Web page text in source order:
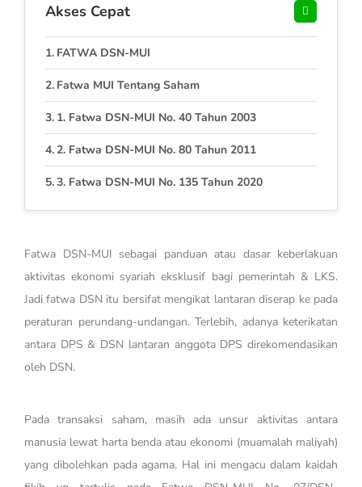
Akses Cepat
FATWA DSN-MUI
Fatwa MUI Tentang Saham
1. Fatwa DSN-MUI No. 40 Tahun 2003
2. Fatwa DSN-MUI No. 80 Tahun 2011
3. Fatwa DSN-MUI No. 135 Tahun 2020
Fatwa DSN-MUI sebagai panduan atau dasar keberlakuan
aktivitas ekonomi syariah eksklusif bagi pemerintah & LKS.
Jadi fatwa DSN itu bersifat mengikat lantaran diserap ke pada
peraturan perundang-undangan. Terlebih, adanya keterikatan
antara DPS & DSN lantaran anggota DPS direkomendasikan
oleh DSN.
Pada transaksi saham, masih ada unsur aktivitas antara
manusia lewat harta benda atau ekonomi (muamalah maliyah)
yang dibolehkan pada agama. Hal ini mengacu dalam kaidah